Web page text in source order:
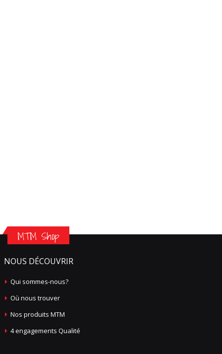
MTM Shop
NOUS DÉCOUVRIR
Qui sommes-nous?
Où nous trouver
Nos produits MTM
4 engagements Qualité